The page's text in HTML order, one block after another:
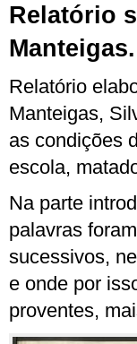
Relatório
Manteigas.
Relatório
Manteigas,
as condições
escola,
Na parte
palavras
sucessivos,
e onde por
proventes,